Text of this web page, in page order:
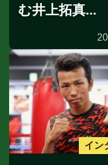
む井上拓真...
イン